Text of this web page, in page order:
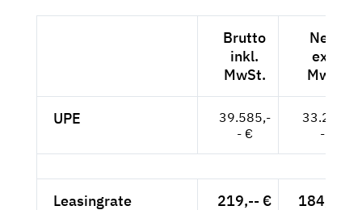
Brutto
inkl.
MwSt.
Netto
exkl.
MwSt.
UPE
39.585,-
- €
33.265,-
- €
Leasingrate 219,-- € 184,03 €